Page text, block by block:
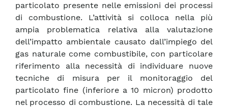
particolato presente nelle emissioni dei processi
di combustione. L’attività si colloca nella più
ampia problematica relativa alla valutazione
dell’impatto ambientale causato dall’impiego del
gas naturale come combustibile, con particolare
riferimento alla necessità di individuare nuove
tecniche di misura per il monitoraggio del
particolato fine (inferiore a 10 micron) prodotto
nel processo di combustione. La necessità di tale